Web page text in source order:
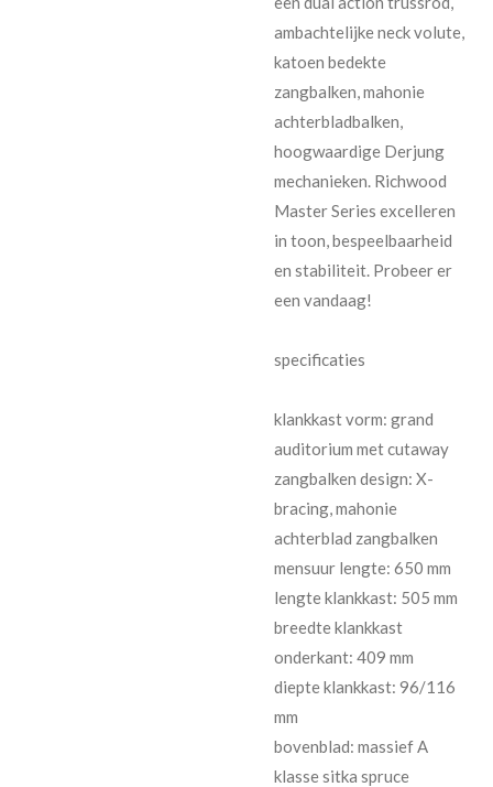
ambachtelijke neck volute,
katoen bedekte
zangbalken, mahonie
achterbladbalken,
hoogwaardige Derjung
mechanieken. Richwood
Master Series excelleren
in toon, bespeelbaarheid
en stabiliteit. Probeer er
een vandaag!
specificaties
klankkast vorm: grand
auditorium met cutaway
zangbalken design: X-
bracing, mahonie
achterblad zangbalken
mensuur lengte: 650 mm
lengte klankkast: 505 mm
breedte klankkast
onderkant: 409 mm
diepte klankkast: 96/116
mm
bovenblad: massief A
klasse sitka spruce